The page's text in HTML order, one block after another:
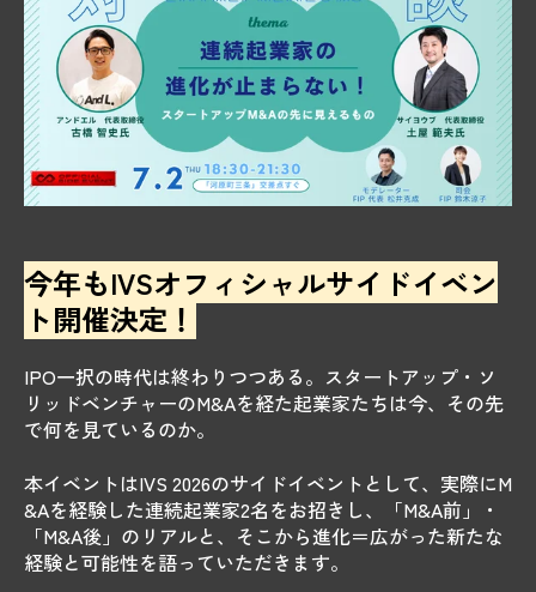
今年もIVSオフィシャルサイドイベン
ト開催決定！
IPO一択の時代は終わりつつある。スタートアップ・ソ
リッドベンチャーのM&Aを経た起業家たちは今、その先
で何を見ているのか。
本イベントはIVS 2026のサイドイベントとして、実際にM
&Aを経験した連続起業家2名をお招きし、「M&A前」・
「M&A後」のリアルと、そこから進化＝広がった新たな
経験と可能性を語っていただきます。